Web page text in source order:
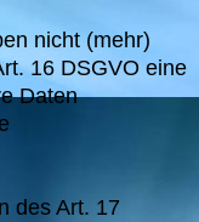
nicht (mehr)
16 DSGVO eine
Daten
des Art. 17